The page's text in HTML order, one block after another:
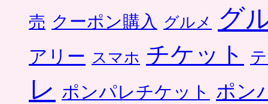
売 クーポン購入 グルメ グ
アリー スマホ チケット
レ ポンパレチケット ポン